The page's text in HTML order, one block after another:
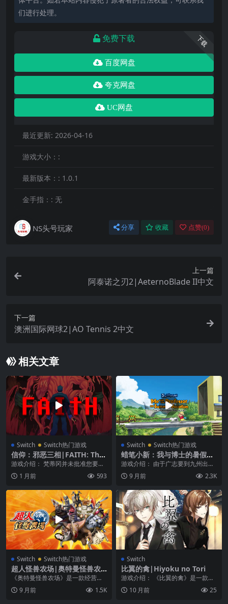
们进行处理。
下载
免费下载
百度网盘
夸克网盘
UC网盘
最近更新: 2026-04-16
游戏大小：:
最新版本：: 1.0.1
金手指：: 无
NS头号玩家 分享 收藏 点赞(0)
上一篇
阿泰诺之刃2|AeternoBlade II中文
下一篇
澳洲国际网球2|AO Tennis 2中文
相关文章
Switch Switch热门游戏
信仰：邪恶三相|FAITH: The
Unholy Trinity
游戏介绍： 梵蒂冈并未批准您要做
的事情——作为一名年轻的牧师，
您需要与恶魔、疯狂...
1 月前 593
Switch Switch热门游戏
蜡笔小新：我与博士的暑假无
尽的七日之旅|Shin-chan: M
mmer Vacation中文
游戏介绍： 由于广志要到九州出
差，野原一家将前往位于熊本阿素
的老朋友家住上一周。...
9 月前 2.3K
Switch Switch热门游戏
超人怪兽农场|奥特曼怪兽农
场|Ultra Kaiju Monster Ran
《奥特曼怪兽农场》是一款经营类
模拟游戏，作为“怪兽队长”培养“搭
档怪兽”。以成为...
9 月前 1.5K
Switch
比翼的禽|Hiyoku no Tori
游戏介绍： 《比翼的禽》是一款推
理冒险游戏。 FEATURES – ...
10 月前 25